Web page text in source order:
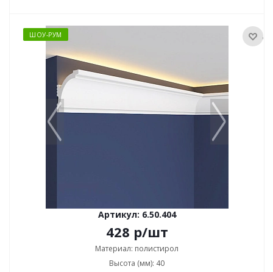
ШОУ-РУМ
Артикул: 6.50.404
428 р/шт
Материал: полистирол
Высота (мм): 40